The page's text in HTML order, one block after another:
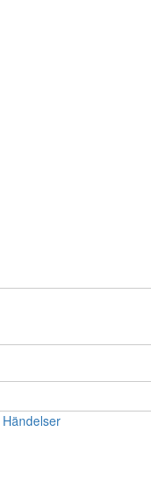
Händelser